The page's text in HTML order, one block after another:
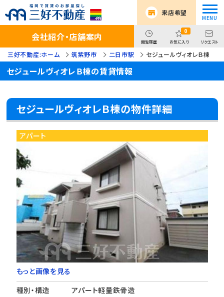
来店希望
会社紹介・店舗案内 閲覧履歴
0
お気に入り リクエスト
三好不動産:ホーム 筑紫野市 二日市駅 セジュールヴィオレＢ棟
セジュールヴィオレＢ棟の賃貸情報
セジュールヴィオレＢ棟の物件詳細
アパート
もっと画像を見る
種別・構造
アパート軽量鉄骨造